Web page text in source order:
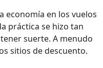
economía en los vuelos
práctica se hizo tan
suerte. A menudo
sitios de descuento.